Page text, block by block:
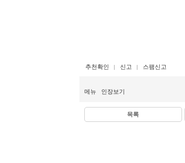
추천확인 신고 스팸신고
메뉴 인장보기
목록